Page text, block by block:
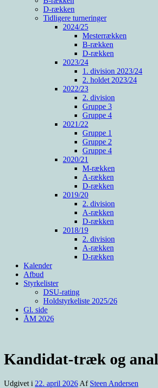
D-rækken
Tidligere turneringer
2024/25
Mesterrækken
B-rækken
D-rækken
2023/24
1. division 2023/24
2. holdet 2023/24
2022/23
2. division
Gruppe 3
Gruppe 4
2021/22
Gruppe 1
Gruppe 2
Gruppe 4
2020/21
M-rækken
A-rækken
D-rækken
2019/20
2. division
A-rækken
D-rækken
2018/19
2. division
A-rækken
D-rækken
Kalender
Afbud
Styrkelister
DSU-rating
Holdstyrkeliste 2025/26
Gl. side
ÅM 2026
Kandidat-træk og
Udgivet i 22. april 2026 Af Steen Andersen